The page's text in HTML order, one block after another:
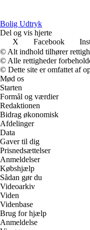
Bolig Udtryk
Del og vis hjerte
X
Facebook
© Alt indhold tilhører
© Alle rettigheder
© Dette site er omfattet af
Mød os
Starten
Formål og værdier
Redaktionen
Bidrag økonomisk
Afdelinger
Data
Gaver til dig
Prisnedsættelser
Anmeldelser
Købshjælp
Sådan gør du
Videoarkiv
Viden
Videnbase
Brug for hjælp
Anmeldelse